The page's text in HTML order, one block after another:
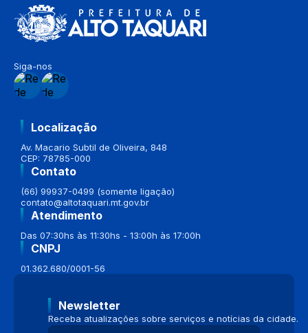
Siga-nos
Localização
Av. Macario Subtil de Oliveira, 848
CEP: 78785-000
Contato
(66) 99937-0499 (somente ligação)
contato@altotaquari.mt.gov.br
Atendimento
Das 07:30hs às 11:30hs - 13:00h às 17:00h
CNPJ
01.362.680/0001-56
Newsletter
Receba atualizações sobre serviços e notícias da cidade.